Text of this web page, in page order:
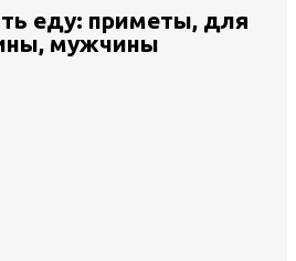
еду: приметы, для
мужчины